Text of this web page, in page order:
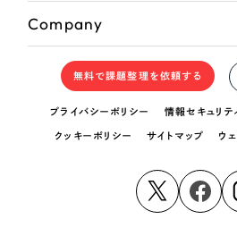
Company
無料で課題整理を依頼する
プライバシーポリシー 情報セキュリテ
クッキーポリシー サイトマップ ウ